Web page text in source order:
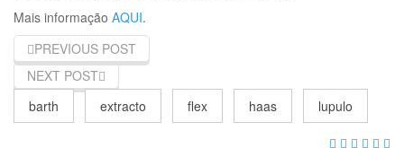
Mais informação AQUI.
PREVIOUS POST
NEXT POST
barth
extracto flex haas lupulo